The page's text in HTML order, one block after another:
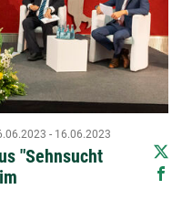
"Sehnsucht
- 16.06.2023